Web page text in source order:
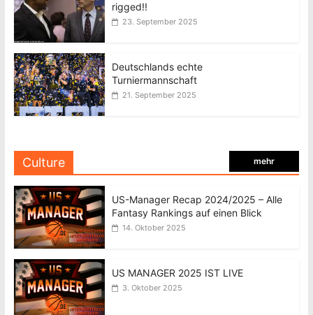
rigged!!
23. September 2025
Deutschlands echte
Turniermannschaft
21. September 2025
Culture mehr
US-Manager Recap 2024/2025 – Alle
Fantasy Rankings auf einen Blick
14. Oktober 2025
US MANAGER 2025 IST LIVE
3. Oktober 2025